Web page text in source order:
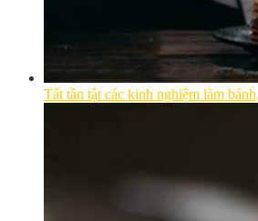
Tất tần tật các kinh nghiệm làm